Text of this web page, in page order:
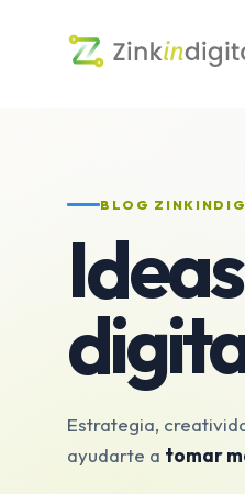
BLOG
Estrategia,
ayudarte a tomar